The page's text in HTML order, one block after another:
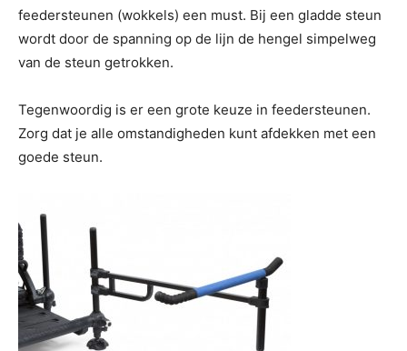
feedersteunen (wokkels) een must. Bij een gladde steun
wordt door de spanning op de lijn de hengel simpelweg
van de steun getrokken.
Tegenwoordig is er een grote keuze in feedersteunen.
Zorg dat je alle omstandigheden kunt afdekken met een
goede steun.